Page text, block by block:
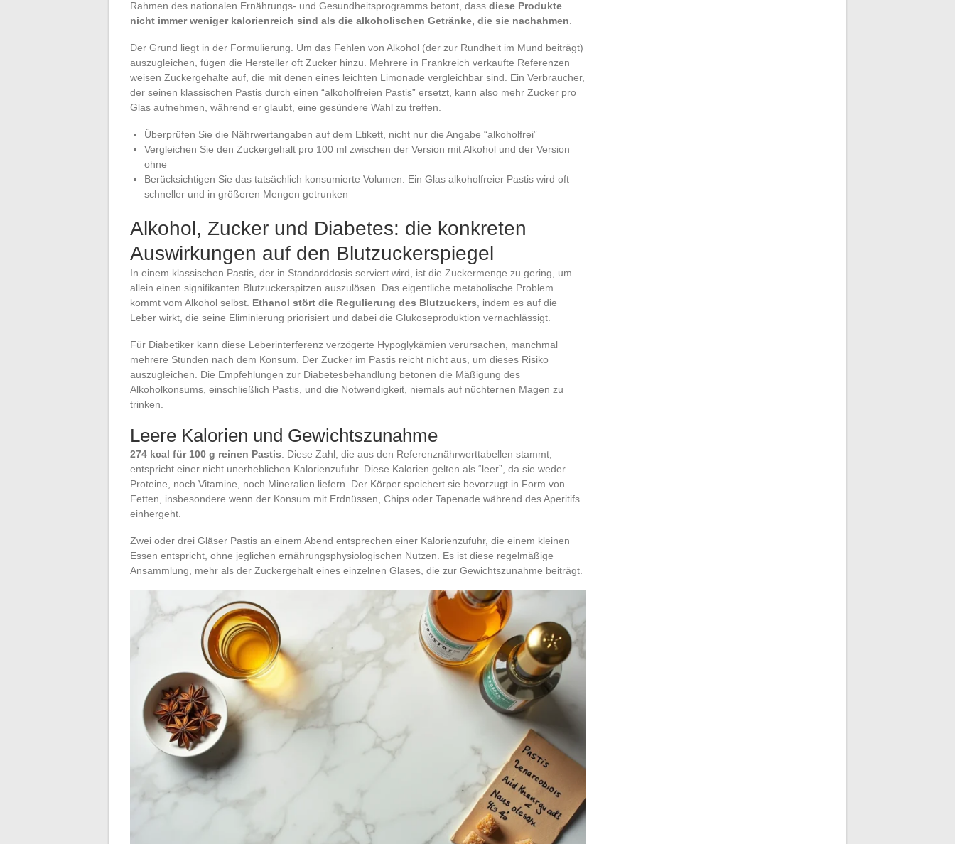
Rahmen des nationalen Ernährungs- und Gesundheitsprogramms betont, dass diese Produkte
nicht immer weniger kalorienreich sind als die alkoholischen Getränke, die sie nachahmen.
Der Grund liegt in der Formulierung. Um das Fehlen von Alkohol (der zur Rundheit im Mund beiträgt)
auszugleichen, fügen die Hersteller oft Zucker hinzu. Mehrere in Frankreich verkaufte Referenzen
weisen Zuckergehalte auf, die mit denen eines leichten Limonade vergleichbar sind. Ein Verbraucher,
der seinen klassischen Pastis durch einen “alkoholfreien Pastis” ersetzt, kann also mehr Zucker pro
Glas aufnehmen, während er glaubt, eine gesündere Wahl zu treffen.
Überprüfen Sie die Nährwertangaben auf dem Etikett, nicht nur die Angabe “alkoholfrei”
Vergleichen Sie den Zuckergehalt pro 100 ml zwischen der Version mit Alkohol und der Version
ohne
Berücksichtigen Sie das tatsächlich konsumierte Volumen: Ein Glas alkoholfreier Pastis wird oft
schneller und in größeren Mengen getrunken
Alkohol, Zucker und Diabetes: die konkreten
Auswirkungen auf den Blutzuckerspiegel
In einem klassischen Pastis, der in Standarddosis serviert wird, ist die Zuckermenge zu gering, um
allein einen signifikanten Blutzuckerspitzen auszulösen. Das eigentliche metabolische Problem
kommt vom Alkohol selbst. Ethanol stört die Regulierung des Blutzuckers, indem es auf die
Leber wirkt, die seine Eliminierung priorisiert und dabei die Glukoseproduktion vernachlässigt.
Für Diabetiker kann diese Leberinterferenz verzögerte Hypoglykämien verursachen, manchmal
mehrere Stunden nach dem Konsum. Der Zucker im Pastis reicht nicht aus, um dieses Risiko
auszugleichen. Die Empfehlungen zur Diabetesbehandlung betonen die Mäßigung des
Alkoholkonsums, einschließlich Pastis, und die Notwendigkeit, niemals auf nüchternen Magen zu
trinken.
Leere Kalorien und Gewichtszunahme
274 kcal für 100 g reinen Pastis: Diese Zahl, die aus den Referenznährwerttabellen stammt,
entspricht einer nicht unerheblichen Kalorienzufuhr. Diese Kalorien gelten als “leer”, da sie weder
Proteine, noch Vitamine, noch Mineralien liefern. Der Körper speichert sie bevorzugt in Form von
Fetten, insbesondere wenn der Konsum mit Erdnüssen, Chips oder Tapenade während des Aperitifs
einhergeht.
Zwei oder drei Gläser Pastis an einem Abend entsprechen einer Kalorienzufuhr, die einem kleinen
Essen entspricht, ohne jeglichen ernährungsphysiologischen Nutzen. Es ist diese regelmäßige
Ansammlung, mehr als der Zuckergehalt eines einzelnen Glases, die zur Gewichtszunahme beiträgt.